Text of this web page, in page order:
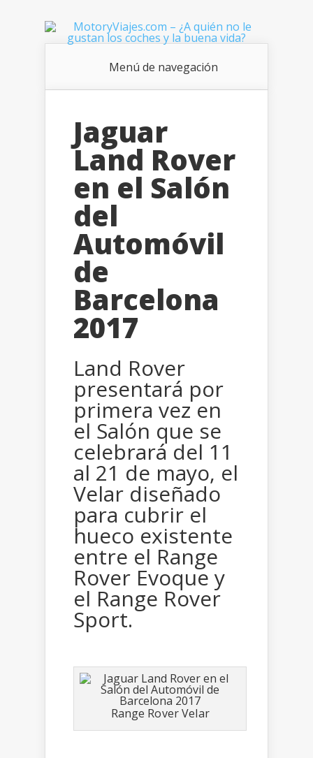
Menú de navegación
Jaguar
Land Rover
en el Salón
del
Automóvil
de
Barcelona
2017
Land Rover
presentará por
primera vez en
el Salón que se
celebrará del 11
al 21 de mayo, el
Velar diseñado
para cubrir el
hueco existente
entre el Range
Rover Evoque y
el Range Rover
Sport.
Range Rover Velar